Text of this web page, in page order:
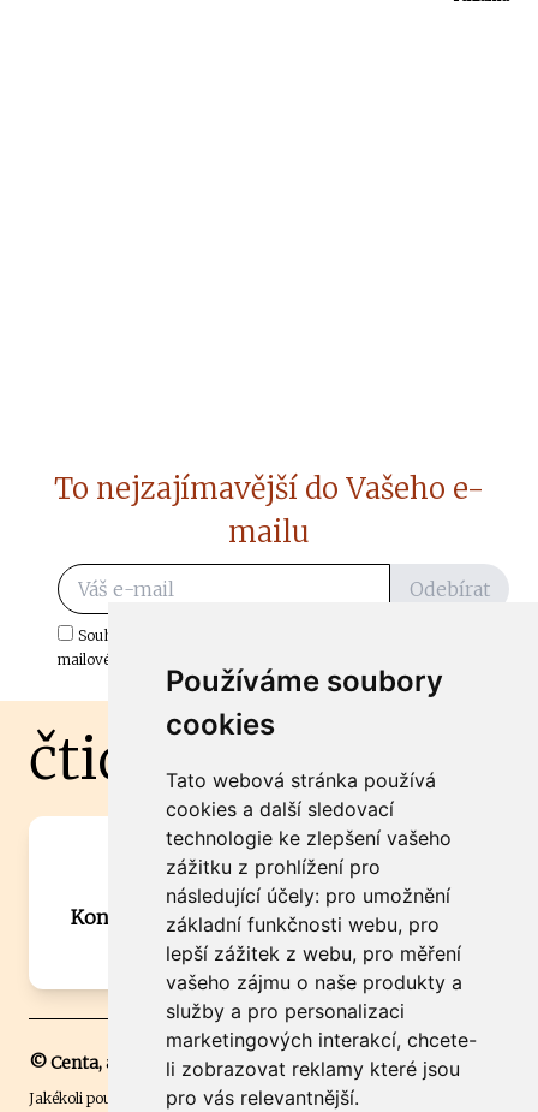
Používáme soubory
cookies
Tato webová stránka používá
cookies a další sledovací
technologie ke zlepšení vašeho
zážitku z prohlížení pro
následující účely: pro umožnění
základní funkčnosti webu, pro
lepší zážitek z webu, pro měření
vašeho zájmu o naše produkty a
služby a pro personalizaci
marketingových interakcí, chcete-
li zobrazovat reklamy které jsou
pro vás relevantnější.
To nejzajímavější do Vašeho e-
mailu
Odebírat
Souhlasím s odběrem důležitých zpráv ze ČtiDoma.cz do mé e-
mailové schránky.
čtidoma.cz
Máte zajímavou informaci? Chcete
spolupracovat?
Kontaktujte šéfredaktora Martina Chalupu:
chalupa@ctidoma.cz
© Centa, a.s.
Jakékoli použití obsahu včetně převzetí, šíření či dalšího užití a